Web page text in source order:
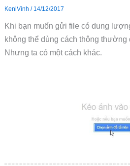
KeniVinh / 14/12/2017
Khi bạn muốn gửi file có dung
không thể dùng cách thông
Nhưng ta có một cách khác.